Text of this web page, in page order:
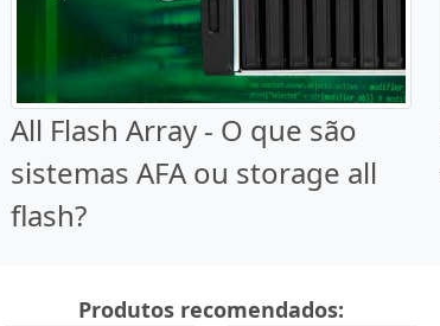
All Flash Array - O que são
sistemas AFA ou storage all
flash?
Produtos recomendados: